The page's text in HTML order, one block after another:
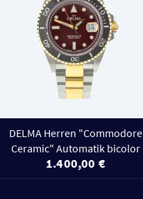
DELMA Herren "Commodore
Ceramic" Automatik bicolor
1.400,00 €